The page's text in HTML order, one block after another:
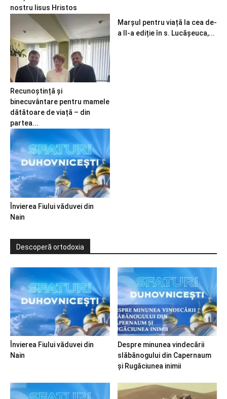
nostru Iisus Hristos
Recunoștință și
binecuvântare pentru mamele
dătătoare de viață – din
partea...
Marșul pentru viață la cea de-
a II-a ediție în s. Lucășeuca,...
Învierea Fiului văduvei din
Nain
Descoperă ortodoxia
Învierea Fiului văduvei din
Nain
Despre minunea vindecării
slăbănogului din Capernaum
și Rugăciunea inimii